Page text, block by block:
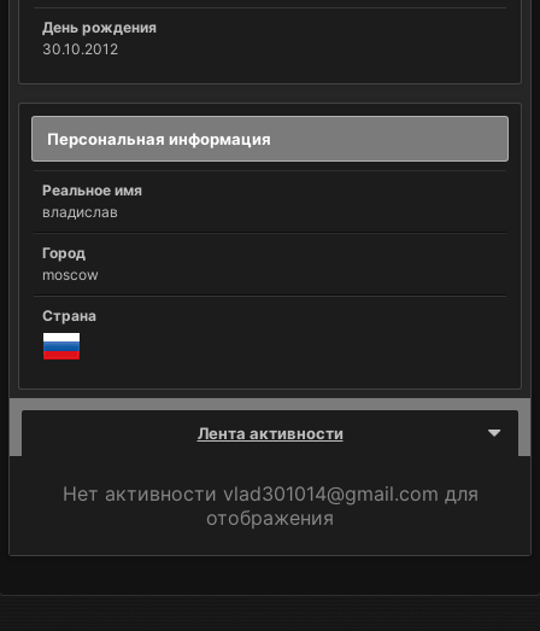
День рождения
30.10.2012
Персональная информация
Реальное имя
владислав
Город
moscow
Страна
Лента активности
Нет активности vlad301014@gmail.com для
отображения